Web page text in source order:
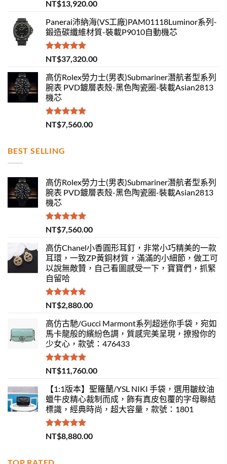
評分5.00
滿分 5
NT$13,920.00
Panerai沛納海(VS工廠)PAM01118Luminor系列-
鍛造碳纖維材質-裝載P9010自動機芯
評分5.00
滿分 5
NT$37,320.00
高仿Rolex勞力士(男表)Submariner潛航者型系列
腕表 PVD鍍層表殼-黑色陶瓷圈-裝載Asian2813
機芯
評分 5.00
滿分 5
NT$7,560.00
BEST SELLING
高仿Rolex勞力士(男表)Submariner潛航者型系列
腕表 PVD鍍層表殼-黑色陶瓷圈-裝載Asian2813
機芯
評分 5.00
滿分 5
NT$7,560.00
高仿Chanel小香圓形耳釘，非常小巧精美的一款
耳環，一致ZP黃銅材質，滿滿的小細節，做工可
以說無敵贊，自己看圖感受一下，寶寶們，抓緊
自留哈
評分 5.00
滿分 5
NT$2,880.00
高仿古馳/Gucci Marmont系列超迷你手袋，宛如
馬卡龍般的繽紛色調，質感完美呈現，撩撥你的
少女心，款號：476433
評分5.00
滿分 5
NT$11,760.00
【1:1版本】聖羅蘭/YSL NIKI 手袋，選用皺紋油
蠟牛皮精心裁制而成，飾有真皮包覆的字母聯結
標識，經典時尚，超大容量，款號：1801
評分 5.00
滿分 5
NT$8,880.00
TOP RATED